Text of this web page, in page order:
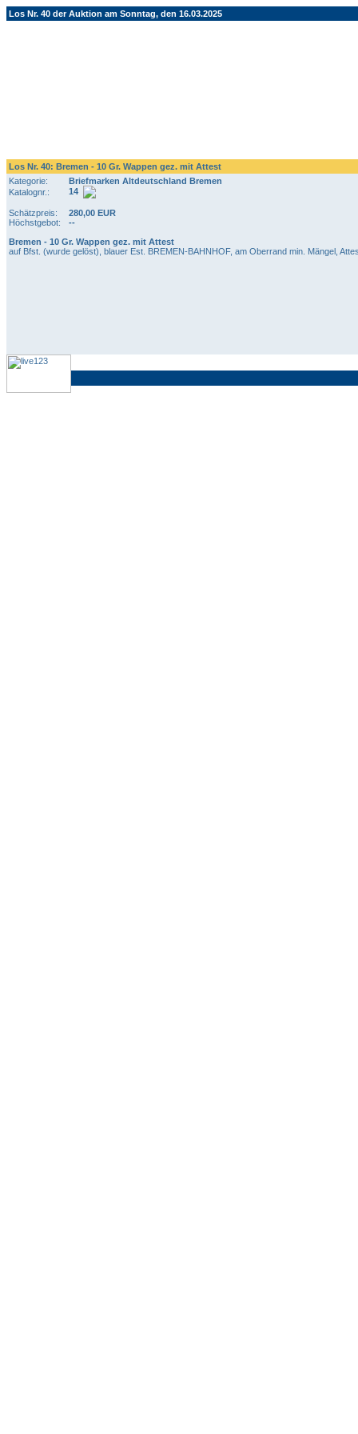
Los Nr. 40 der Auktion am Sonntag, den 16.03.2025
Los Nr. 40: Bremen - 10 Gr. Wappen gez. mit Attest
Kategorie:
Briefmarken Altdeutschland Bremen
Katalognr.:
14
Schätzpreis:
280,00 EUR
Höchstgebot:
--
Bremen - 10 Gr. Wappen gez. mit Attest
auf Bfst. (wurde gelöst), blauer Est. BREMEN-BAHNHOF, am Oberrand min. Mängel,